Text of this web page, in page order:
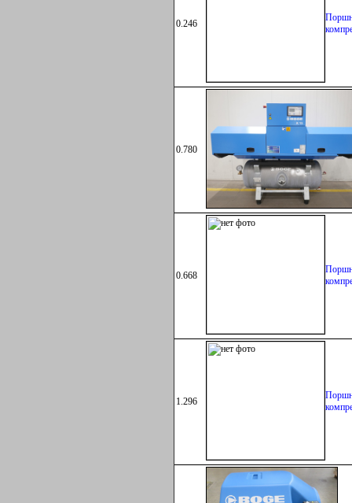
0.246
0.780
0.668
1.296